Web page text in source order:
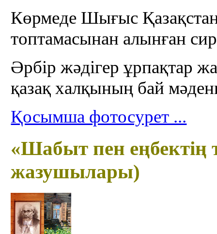
Көрмеде Шығыс
топтамасынан алынған
Әрбір жәдігер ұрпақтар
қазақ халқының бай
Қосымша фотосурет ...
«Шабыт пен еңбектің
жазушылары)